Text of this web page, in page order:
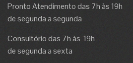
Pronto Atendimento das 7h às 19h
de segunda a segunda
Consultório das 7h às 19h
de segunda a sexta